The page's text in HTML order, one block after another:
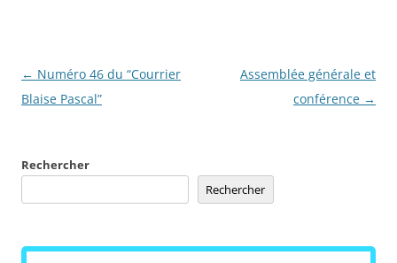
Navigation
des
← Numéro 46 du “Courrier
Blaise Pascal”
Assemblée générale et
conférence →
Rechercher
Rechercher